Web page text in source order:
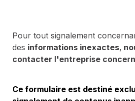
Pour tout signalement
des informations inexactes,
contacter l'entreprise
Ce formulaire est destiné